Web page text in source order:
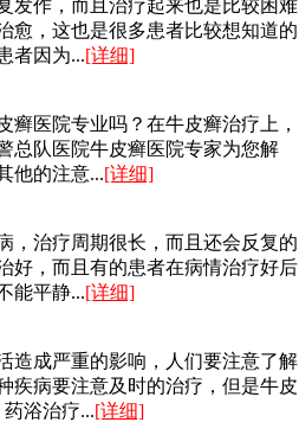
发作，而且治疗起来也是比较困难
愈，这也是很多患者比较想知道的
者因为...[详细]
医院专业吗？在牛皮癣治疗上，
总队医院牛皮癣医院专家为您解
他的注意...[详细]
，治疗周期很长，而且还会反复的
好，而且有的患者在病情治疗好后
能平静...[详细]
造成严重的影响，人们要注意了解
疾病要注意及时的治疗，但是牛皮
浴治疗...[详细]